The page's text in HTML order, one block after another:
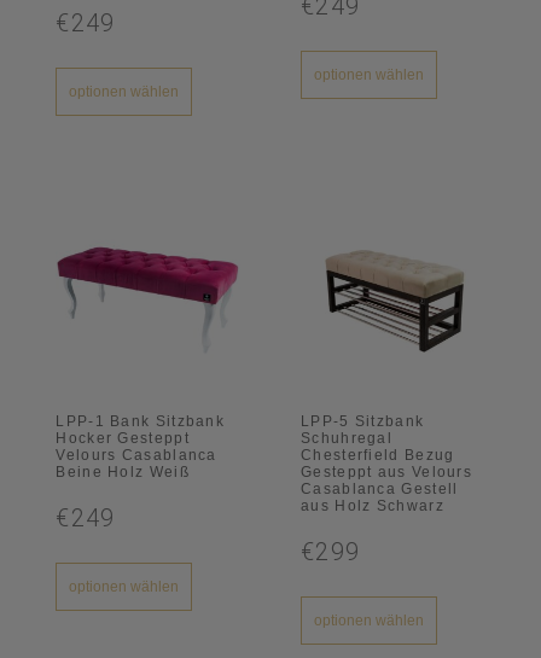
€249
optionen wählen
€249
optionen wählen
LPP-1 Bank Sitzbank
Hocker Gesteppt
Velours Casablanca
Beine Holz Weiß
€249
optionen wählen
LPP-5 Sitzbank
Schuhregal
Chesterfield Bezug
Gesteppt aus Velours
Casablanca Gestell
aus Holz Schwarz
€299
optionen wählen